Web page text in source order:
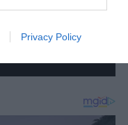
Privacy Policy